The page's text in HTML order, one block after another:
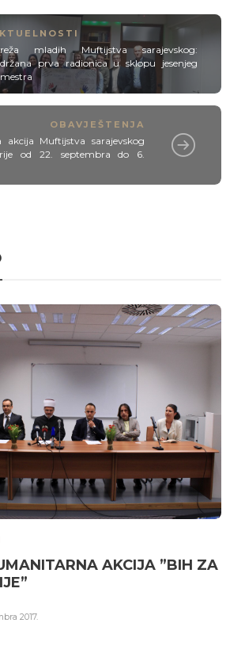
mladih Muftijstva sarajevskog:
prva radionica u sklopu jesenjeg
OBAVJEŠTENJA
akcija Muftijstva sarajevskog
od 22. septembra do 6.
AKCIJA ”BIH ZA
2017.